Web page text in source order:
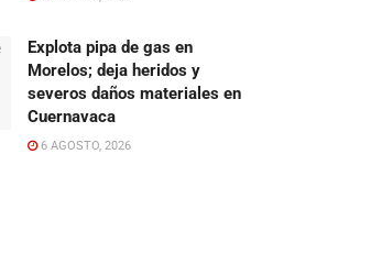
Explota pipa de gas en
Morelos; deja heridos y
severos daños materiales en
Cuernavaca
6 AGOSTO, 2026